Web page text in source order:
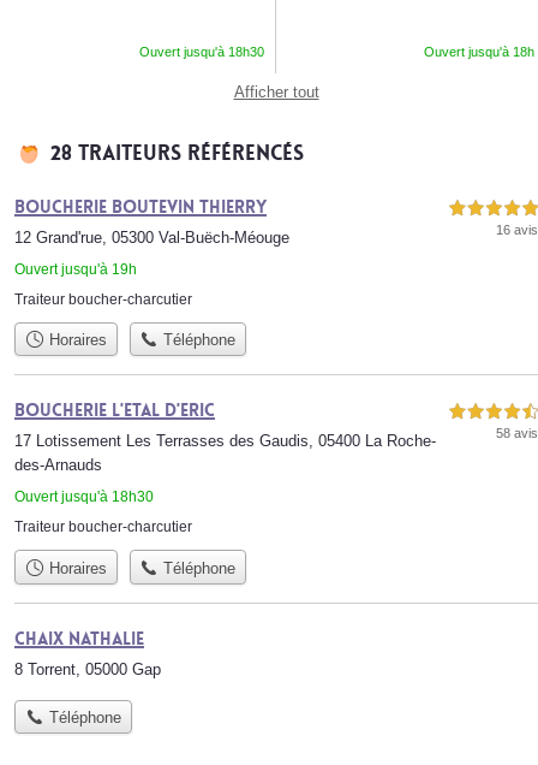
Ouvert jusqu'à 18h30 Ouvert jusqu'à 18h
Afficher tout
28 traiteurs référencés
Boucherie Boutevin Thierry
12 Grand'rue, 05300 Val-Buëch-Méouge
Ouvert jusqu'à 19h
5,0 étoiles sur 5
16 avis
Traiteur boucher-charcutier
Horaires Téléphone
Boucherie l'Etal d'Eric
17 Lotissement Les Terrasses des Gaudis, 05400 La Roche-
des-Arnauds
Ouvert jusqu'à 18h30
4,5 étoiles sur 5
58 avis
Traiteur boucher-charcutier
Horaires Téléphone
CHAIX Nathalie
8 Torrent, 05000 Gap
Téléphone